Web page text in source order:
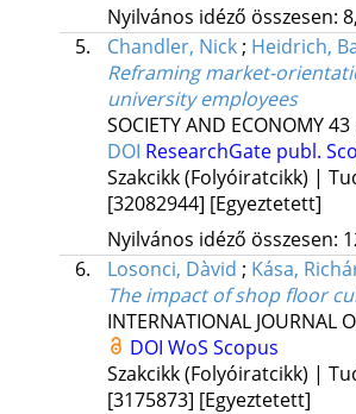
Nyilvános idéző összesen:
5.
Chandler, Nick ; Heidrich,
Reframing market-
university employees
SOCIETY AND ECONOMY43
DOI ResearchGate publ.
Szakcikk (Folyóiratcikk) |
[32082944] [Egyeztetett]
Nyilvános idéző összesen:
6.
Losonci, Dàvid ; Kása,
The impact of shop floor
INTERNATIONAL JOURNAL
DOI WoS Scopus
Szakcikk (Folyóiratcikk) |
[3175873] [Egyeztetett]